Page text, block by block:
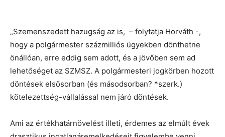
„Szemenszedett hazugság az is, – folytatja Horváth -,
hogy a polgármester százmilliós ügyekben dönthetne
önállóan, erre eddig sem adott, és a jövőben sem ad
lehetőséget az SZMSZ. A polgármesteri jogkörben hozott
döntések elsősorban (és másodsorban? *szerk.)
kötelezettség-vállalással nem járó döntések.
Ami az értékhatárnövelést illeti, érdemes az elmúlt évek